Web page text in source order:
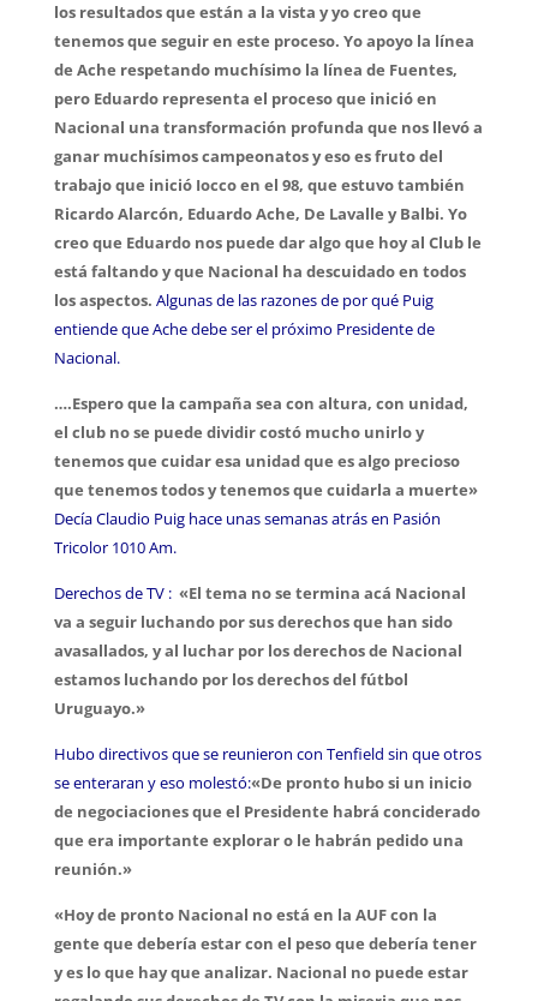
los resultados que están a la vista y yo creo que
tenemos que seguir en este proceso. Yo apoyo la línea
de Ache respetando muchísimo la línea de Fuentes,
pero Eduardo representa el proceso que inició en
Nacional una transformación profunda que nos llevó a
ganar muchísimos campeonatos y eso es fruto del
trabajo que inició Iocco en el 98, que estuvo también
Ricardo Alarcón, Eduardo Ache, De Lavalle y Balbi. Yo
creo que Eduardo nos puede dar algo que hoy al Club le
está faltando y que Nacional ha descuidado en todos
los aspectos. Algunas de las razones de por qué Puig
entiende que Ache debe ser el próximo Presidente de
Nacional.
….Espero que la campaña sea con altura, con unidad,
el club no se puede dividir costó mucho unirlo y
tenemos que cuidar esa unidad que es algo precioso
que tenemos todos y tenemos que cuidarla a muerte»
Decía Claudio Puig hace unas semanas atrás en Pasión
Tricolor 1010 Am.
Derechos de TV :«El tema no se termina acá Nacional
va a seguir luchando por sus derechos que han sido
avasallados, y al luchar por los derechos de Nacional
estamos luchando por los derechos del fútbol
Uruguayo.»
Hubo directivos que se reunieron con Tenfield sin que otros
se enteraran y eso molestó:«De pronto hubo si un inicio
de negociaciones que el Presidente habrá conciderado
que era importante explorar o le habrán pedido una
reunión.»
«Hoy de pronto Nacional no está en la AUF con la
gente que debería estar con el peso que debería tener
y es lo que hay que analizar. Nacional no puede estar